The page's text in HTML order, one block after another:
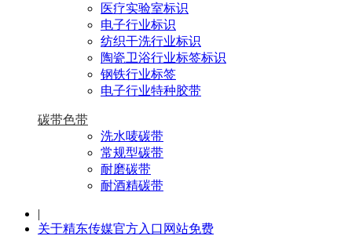
医疗实验室标识
电子行业标识
纺织干洗行业标识
陶瓷卫浴行业标签标识
钢铁行业标签
电子行业特种胶带
碳带色带
洗水唛碳带
常规型碳带
耐磨碳带
耐酒精碳带
|
关于精东传媒官方入口网站免费